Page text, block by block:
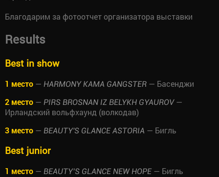
Благодарим за фотоотчет организатора выставки
Results
Best in show
1 место — HARMONY KAMA GANGSTER — Басенджи
2 место — PIRS BROSNAN IZ BELYKH GYAUROV—
Ирландский вольфхаунд (волкодав)
3 место — BEAUTY'S GLANCE ASTORIA — Бигль
Best junior
1 место — BEAUTY’S GLANCE NEW HOPE — Бигль